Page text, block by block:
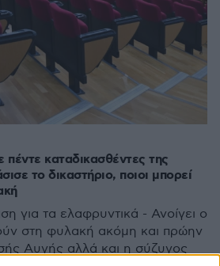
καταδικασθέντες της
το δικαστήριο, ποιοι μπορεί
για τα ελαφρυντικά - Ανοίγει ο
στη φυλακή ακόμη και πρώην
Αυγής αλλά και η σύζυγος